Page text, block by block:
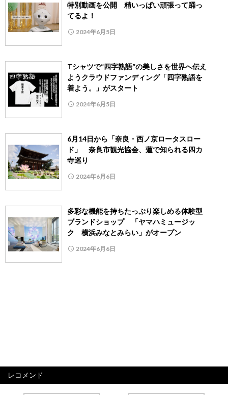
特別動画を公開 精いっぱい頑張って踊っ
てるよ！
2024年6月5日
Tシャツで“四字熟語”の美しさを世界へ伝え
ようクラウドファンディング「四字熟語を
着よう。」がスタート
2024年6月5日
6月14日から「奈良・西ノ京ロータスロー
ド」 奈良市観光協会、蓮で知られる四カ
寺巡り
2024年6月6日
多彩な機能を持ちたっぷり楽しめる体験型
ブランドショップ 「ヤマハミュージッ
ク 横浜みなとみらい」がオープン
2024年6月6日
レコメンド